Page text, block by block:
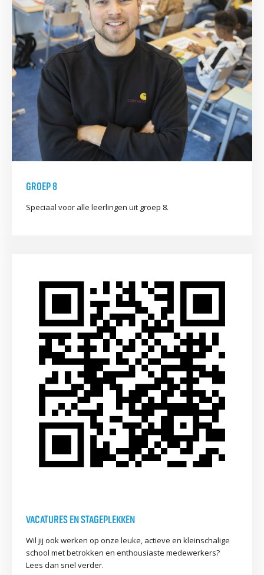
GROEP 8
Speciaal voor alle leerlingen uit groep 8.
VACATURES EN STAGEPLEKKEN
Wil jij ook werken op onze leuke, actieve en kleinschalige
school met betrokken en enthousiaste medewerkers?
Lees dan snel verder.